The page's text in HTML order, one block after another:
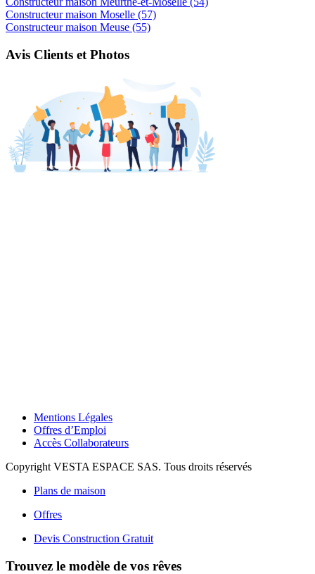
Constructeur maison Moselle (57)
Constructeur maison Meuse (55)
Avis Clients et Photos
Mentions Légales
Offres d’Emploi
Accès Collaborateurs
Copyright VESTA ESPACE SAS. Tous droits réservés
Plans de maison
Offres
Devis Construction Gratuit
Trouvez le modèle de vos rêves